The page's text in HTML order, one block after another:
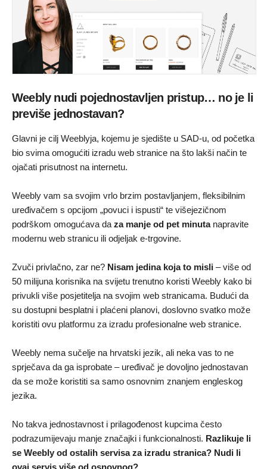
Weebly nudi pojednostavljen pristup… no je li
previše jednostavan?
Glavni je cilj Weeblyja, kojemu je sjedište u SAD-u, od početka
bio svima omogućiti izradu web stranice na što lakši način te
ojačati prisutnost na internetu.
Weebly vam sa svojim vrlo brzim postavljanjem, fleksibilnim
uređivačem s opcijom „povuci i ispusti“ te višejezičnom
podrškom omogućava da za manje od pet minutanapravite
modernu web stranicu ili odjeljak e-trgovine.
Zvuči privlačno, zar ne? Nisam jedina koja to misli – više od
50 milijuna korisnika na svijetu trenutno koristi Weebly kako bi
privukli više posjetitelja na svojim web stranicama. Budući da
su dostupni besplatni i plaćeni planovi, doslovno svatko može
koristiti ovu platformu za izradu profesionalne web stranice.
Weebly nema sučelje na hrvatski jezik, ali neka vas to ne
sprječava da ga isprobate – uređivač je dovoljno jednostavan
da se može koristiti sa samo osnovnim znanjem engleskog
jezika.
No takva jednostavnost i prilagođenost kupcima često
podrazumijevaju manje značajki i funkcionalnosti. Razlikuje li
se Weebly od ostalih servisa za izradu stranica? Nudi li
ovaj servis više od osnovnog?